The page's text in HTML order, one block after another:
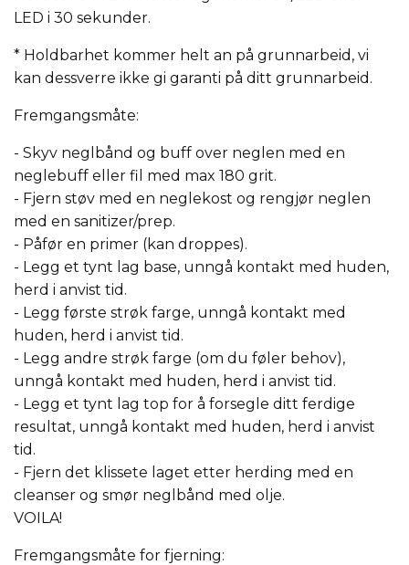
LED i 30 sekunder.
* Holdbarhet kommer helt an på grunnarbeid, vi
kan dessverre ikke gi garanti på ditt grunnarbeid.
Fremgangsmåte:
- Skyv neglbånd og buff over neglen med en
neglebuff eller fil med max 180 grit.
- Fjern støv med en neglekost og rengjør neglen
med en sanitizer/prep.
- Påfør en primer (kan droppes).
- Legg et tynt lag base, unngå kontakt med huden,
herd i anvist tid.
- Legg første strøk farge, unngå kontakt med
huden, herd i anvist tid.
- Legg andre strøk farge (om du føler behov),
unngå kontakt med huden, herd i anvist tid.
- Legg et tynt lag top for å forsegle ditt ferdige
resultat, unngå kontakt med huden, herd i anvist
tid.
- Fjern det klissete laget etter herding med en
cleanser og smør neglbånd med olje.
VOILA!
Fremgangsmåte for fjerning: